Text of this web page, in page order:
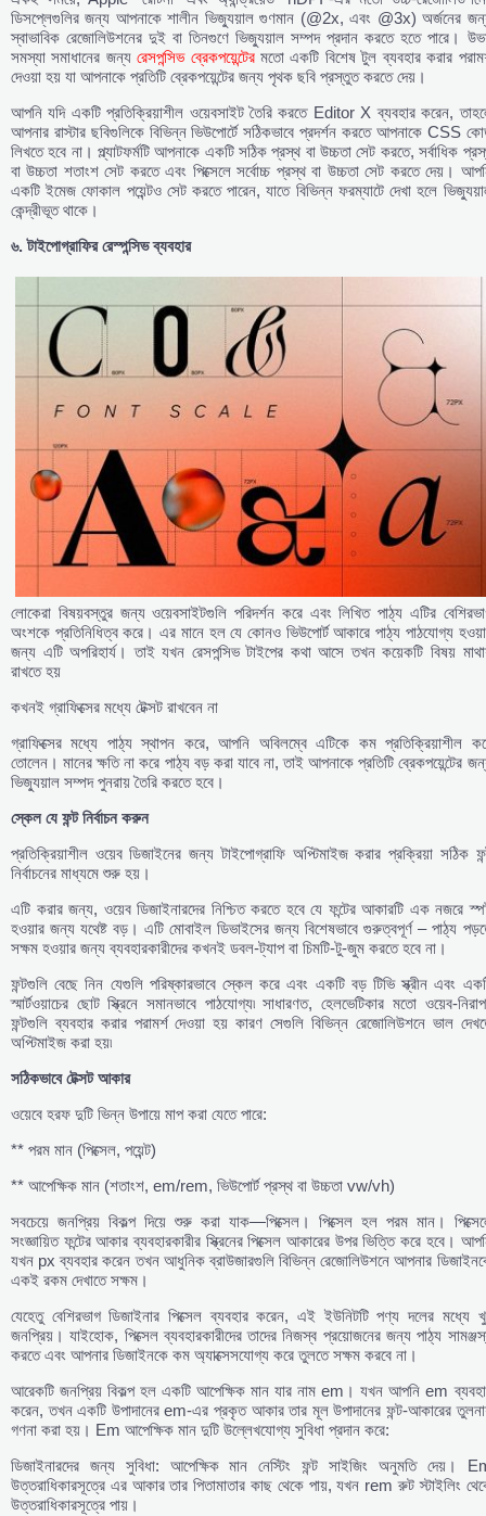
ডিসপ্লেগুলির জন্য আপনাকে শালীন ভিজ্যুয়াল গুণমান (@2x, এবং @3x) অর্জনের
স্বাভাবিক রেজোলিউশনের দুই বা তিনগুণে ভিজ্যুয়াল সম্পদ প্রদান করতে হতে পারে।
সমস্যা সমাধানের জন্যরেসপন্সিভ ব্রেকপয়েন্টেরমতো একটি বিশেষ টুল ব্যবহার করার
দেওয়া হয় যা আপনাকে প্রতিটি ব্রেকপয়েন্টের জন্য পৃথক ছবি প্রস্তুত করতে দেয়।
আপনি যদি একটি প্রতিক্রিয়াশীল ওয়েবসাইট তৈরি করতে Editor X ব্যবহার করেন,
আপনার রাস্টার ছবিগুলিকে বিভিন্ন ভিউপোর্টে সঠিকভাবে প্রদর্শন করতে আপনাকে CSS
লিখতে হবে না। প্ল্যাটফর্মটি আপনাকে একটি সঠিক প্রস্থ বা উচ্চতা সেট করতে, সর্বাধিক
বা উচ্চতা শতাংশ সেট করতে এবং পিক্সেলে সর্বোচ্চ প্রস্থ বা উচ্চতা সেট করতে দেয়।
একটি ইমেজ ফোকাল পয়েন্টও সেট করতে পারেন, যাতে বিভিন্ন ফরম্যাটে দেখা হলে
কেন্দ্রীভূত থাকে।
৬.টাইপোগ্রাফিররেস্পন্সিভব্যবহার
লোকেরা বিষয়বস্তুর জন্য ওয়েবসাইটগুলি পরিদর্শন করে এবং লিখিত পাঠ্য এটির
অংশকে প্রতিনিধিত্ব করে। এর মানে হল যে কোনও ভিউপোর্ট আকারে পাঠ্য পাঠযোগ্য
জন্য এটি অপরিহার্য। তাই যখন রেসপন্সিভ টাইপের কথা আসে তখন কয়েকটি বিষয়
রাখতে হয়
কখনই গ্রাফিক্সের মধ্যে টেক্সট রাখবেন না
গ্রাফিক্সের মধ্যে পাঠ্য স্থাপন করে, আপনি অবিলম্বে এটিকে কম প্রতিক্রিয়াশীল
তোলেন। মানের ক্ষতি না করে পাঠ্য বড় করা যাবে না, তাই আপনাকে প্রতিটি ব্রেকপয়েন্টের
ভিজ্যুয়াল সম্পদ পুনরায় তৈরি করতে হবে।
স্কেলযে ফন্টনির্বাচনকরুন
প্রতিক্রিয়াশীল ওয়েব ডিজাইনের জন্য টাইপোগ্রাফি অপ্টিমাইজ করার প্রক্রিয়া সঠিক
নির্বাচনের মাধ্যমে শুরু হয়।
এটি করার জন্য, ওয়েব ডিজাইনারদের নিশ্চিত করতে হবে যে ফন্টের আকারটি এক নজরে
হওয়ার জন্য যথেষ্ট বড়। এটি মোবাইল ডিভাইসের জন্য বিশেষভাবে গুরুত্বপূর্ণ – পাঠ্য
সক্ষম হওয়ার জন্য ব্যবহারকারীদের কখনই ডবল-ট্যাপ বা চিমটি-টু-জুম করতে হবে না।
ফন্টগুলি বেছে নিন যেগুলি পরিষ্কারভাবে স্কেল করে এবং একটি বড় টিভি স্ক্রীন এবং
স্মার্টওয়াচের ছোট স্ক্রিনে সমানভাবে পাঠযোগ্য৷ সাধারণত, হেলভেটিকার মতো ওয়েব-
ফন্টগুলি ব্যবহার করার পরামর্শ দেওয়া হয় কারণ সেগুলি বিভিন্ন রেজোলিউশনে ভাল
অপ্টিমাইজ করা হয়৷
সঠিকভাবেটেক্সটআকার
ওয়েবে হরফ দুটি ভিন্ন উপায়ে মাপ করা যেতে পারে:
** পরম মান (পিক্সেল, পয়েন্ট)
** আপেক্ষিক মান (শতাংশ, em/rem, ভিউপোর্ট প্রস্থ বা উচ্চতা vw/vh)
সবচেয়ে জনপ্রিয় বিকল্প দিয়ে শুরু করা যাক—পিক্সেল। পিক্সেল হল পরম মান।
সংজ্ঞায়িত ফন্টের আকার ব্যবহারকারীর স্ক্রিনের পিক্সেল আকারের উপর ভিত্তি করে হবে।
যখন px ব্যবহার করেন তখন আধুনিক ব্রাউজারগুলি বিভিন্ন রেজোলিউশনে আপনার
একই রকম দেখাতে সক্ষম।
যেহেতু বেশিরভাগ ডিজাইনার পিক্সেল ব্যবহার করেন, এই ইউনিটটি পণ্য দলের মধ্যে
জনপ্রিয়। যাইহোক, পিক্সেল ব্যবহারকারীদের তাদের নিজস্ব প্রয়োজনের জন্য পাঠ্য
করতে এবং আপনার ডিজাইনকে কম অ্যাক্সেসযোগ্য করে তুলতে সক্ষম করবে না।
আরেকটি জনপ্রিয় বিকল্প হল একটি আপেক্ষিক মান যার নাম em। যখন আপনি em
করেন, তখন একটি উপাদানের em-এর প্রকৃত আকার তার মূল উপাদানের ফন্ট-আকারের
গণনা করা হয়। Em আপেক্ষিক মান দুটি উল্লেখযোগ্য সুবিধা প্রদান করে:
ডিজাইনারদের জন্য সুবিধা: আপেক্ষিক মান নেস্টিং ফন্ট সাইজিং অনুমতি দেয়।
উত্তরাধিকারসূত্রে এর আকার তার পিতামাতার কাছ থেকে পায়, যখন rem রুট স্টাইলিং
উত্তরাধিকারসূত্রে পায়।